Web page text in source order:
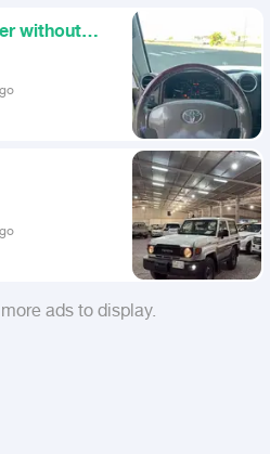
without
ads to display.